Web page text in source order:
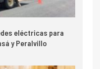
eléctricas para
y Peralvillo